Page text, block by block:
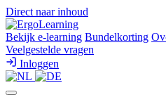
Direct naar inhoud
Bekijk e-learning Bundelkorting
Veelgestelde vragen
Inloggen